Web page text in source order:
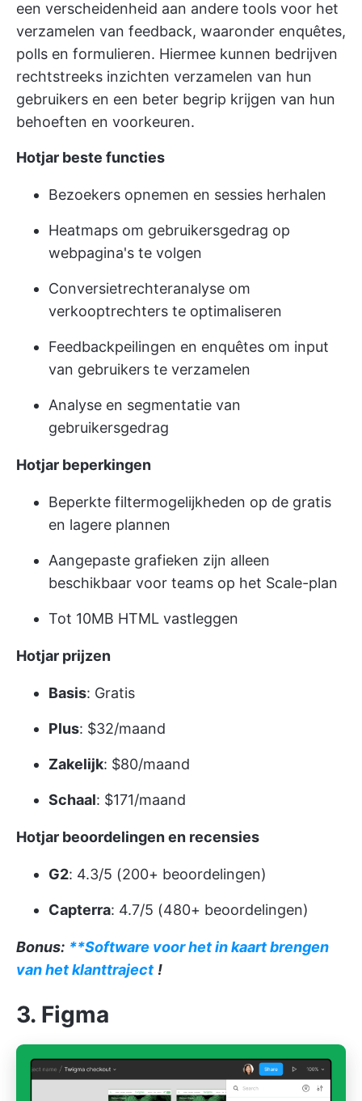
een verscheidenheid aan andere tools voor het
verzamelen van feedback, waaronder enquêtes,
polls en formulieren. Hiermee kunnen bedrijven
rechtstreeks inzichten verzamelen van hun
gebruikers en een beter begrip krijgen van hun
behoeften en voorkeuren.
Hotjar beste functies
Bezoekers opnemen en sessies herhalen
Heatmaps om gebruikersgedrag op
webpagina's te volgen
Conversietrechteranalyse om
verkooptrechters te optimaliseren
Feedbackpeilingen en enquêtes om input
van gebruikers te verzamelen
Analyse en segmentatie van
gebruikersgedrag
Hotjar beperkingen
Beperkte filtermogelijkheden op de gratis
en lagere plannen
Aangepaste grafieken zijn alleen
beschikbaar voor teams op het Scale-plan
Tot 10MB HTML vastleggen
Hotjar prijzen
Basis: Gratis
Plus: $32/maand
Zakelijk: $80/maand
Schaal: $171/maand
Hotjar beoordelingen en recensies
G2: 4.3/5 (200+ beoordelingen)
Capterra: 4.7/5 (480+ beoordelingen)
Bonus: **Software voor het in kaart brengen
van het klanttraject !
3. Figma